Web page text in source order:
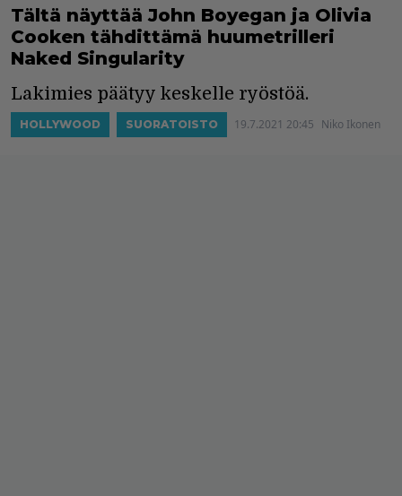
Tältä näyttää John Boyegan ja Olivia
Cooken tähdittämä huumetrilleri
Naked Singularity
Lakimies päätyy keskelle ryöstöä.
HOLLYWOOD SUORATOISTO 19.7.2021 20:45 Niko Ikonen